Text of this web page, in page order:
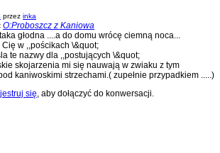
przez inka
O:Proboszcz z Kaniowa
głodna ....a do domu wrócę ciemną noca...
w ,,pościkach \&quot;
te nazwy dla ,,postujących \&quot;
skojarzenia mi się nauwają w zwiaku z tym
kaniwoskimi strzechami.( zupełnie przypadkiem .....)
się, aby dołączyć do konwersacji.